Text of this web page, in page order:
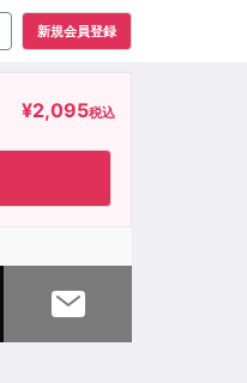
新規会員登録
¥2,095税込